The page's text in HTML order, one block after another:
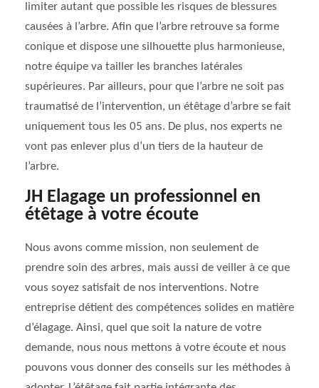
limiter autant que possible les risques de blessures
causées à l’arbre. Afin que l’arbre retrouve sa forme
conique et dispose une silhouette plus harmonieuse,
notre équipe va tailler les branches latérales
supérieures. Par ailleurs, pour que l’arbre ne soit pas
traumatisé de l’intervention, un étêtage d’arbre se fait
uniquement tous les 05 ans. De plus, nos experts ne
vont pas enlever plus d’un tiers de la hauteur de
l’arbre.
JH Elagage un professionnel en
étêtage à votre écoute
Nous avons comme mission, non seulement de
prendre soin des arbres, mais aussi de veiller à ce que
vous soyez satisfait de nos interventions. Notre
entreprise détient des compétences solides en matière
d’élagage. Ainsi, quel que soit la nature de votre
demande, nous nous mettons à votre écoute et nous
pouvons vous donner des conseils sur les méthodes à